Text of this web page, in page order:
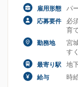
雇用形態 パ
応募要件
必
育
勤務地
宮
す
最寄り駅 地
給与 時